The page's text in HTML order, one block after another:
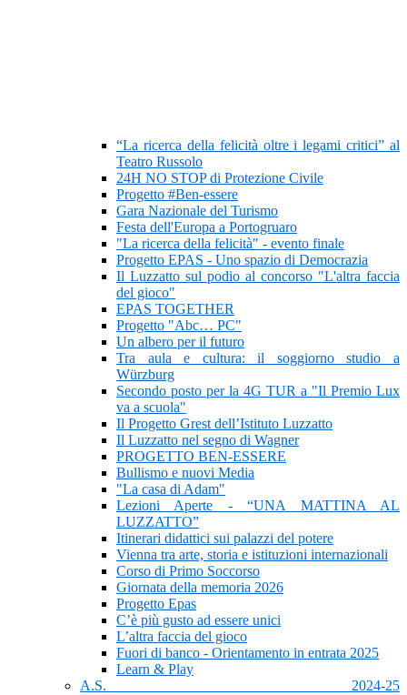
“La ricerca della felicità oltre i legami critici” al
Teatro Russolo
24H NO STOP di Protezione Civile
Progetto #Ben-essere
Gara Nazionale del Turismo
Festa dell'Europa a Portogruaro
"La ricerca della felicità" - evento finale
Progetto EPAS - Uno spazio di Democrazia
Il Luzzatto sul podio al concorso "L'altra faccia
del gioco"
EPAS TOGETHER
Progetto "Abc… PC"
Un albero per il futuro
Tra aula e cultura: il soggiorno studio a
Würzburg
Secondo posto per la 4G TUR a "Il Premio Lux
va a scuola"
Il Progetto Grest dell’Istituto Luzzatto
Il Luzzatto nel segno di Wagner
PROGETTO BEN-ESSERE
Bullismo e nuovi Media
"La casa di Adam"
Lezioni Aperte - “UNA MATTINA AL
LUZZATTO”
Itinerari didattici sui palazzi del potere
Vienna tra arte, storia e istituzioni internazionali
Corso di Primo Soccorso
Giornata della memoria 2026
Progetto Epas
C’è più gusto ad essere unici
L’altra faccia del gioco
Fuori di banco - Orientamento in entrata 2025
Learn & Play
A.S. 2024-25